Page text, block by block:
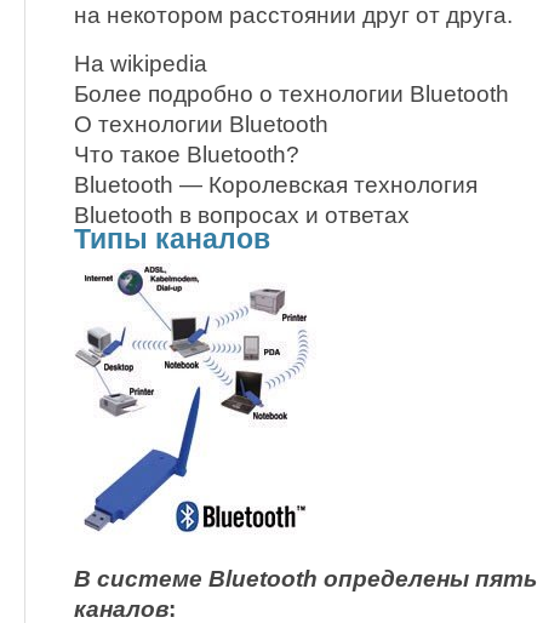
на некотором расстоянии друг от друга.
На wikipedia
Более подробно о технологии Bluetooth
О технологии Bluetooth
Что такое Bluetooth?
Bluetooth — Королевская технология
Bluetooth в вопросах и ответах
Типы каналов
В системе Bluetooth определены пять
каналов: